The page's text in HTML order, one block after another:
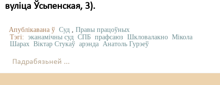
вуліца Ўсьпенская, 3).
Апублікавана ў Суд , Правы працоўных
Тэгі: эканамічны суд СПБ прафсаюз Шкловалакно Мікола
Шарах Віктар Стукаў арэнда Анатоль Гурэеў
Падрабязьней ...